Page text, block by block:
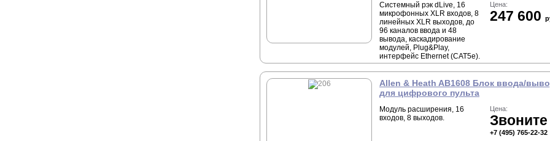
Системный рэк dLive, 16
микрофонных XLR входов, 8
линейных XLR выходов, до
96 каналов ввода и 48
вывода, каскадирование
модулей, Plug&Play,
интерфейс Ethernet (CAT5e).
Цена:
247 600
Allen & Heath AB1608 Блок ввода/
для цифрового пульта
Модуль расширения, 16
входов, 8 выходов.
Цена:
Звоните
+7 (495) 765-22-32